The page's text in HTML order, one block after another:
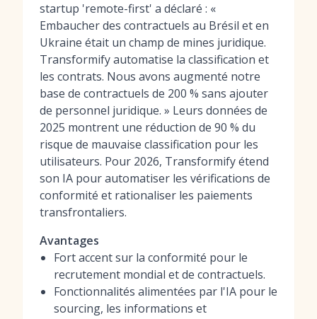
startup 'remote-first' a déclaré : «
Embaucher des contractuels au Brésil et en
Ukraine était un champ de mines juridique.
Transformify automatise la classification et
les contrats. Nous avons augmenté notre
base de contractuels de 200 % sans ajouter
de personnel juridique. » Leurs données de
2025 montrent une réduction de 90 % du
risque de mauvaise classification pour les
utilisateurs. Pour 2026, Transformify étend
son IA pour automatiser les vérifications de
conformité et rationaliser les paiements
transfrontaliers.
Avantages
Fort accent sur la conformité pour le
recrutement mondial et de contractuels.
Fonctionnalités alimentées par l'IA pour le
sourcing, les informations et